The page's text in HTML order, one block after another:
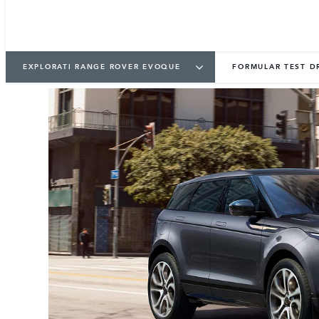
EXPLORATI RANGE ROVER EVOQUE FORMULAR TEST